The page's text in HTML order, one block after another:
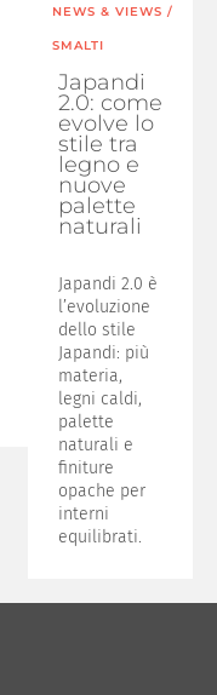
NEWS & VIEWS /
SMALTI
Japandi
2.0: come
evolve lo
stile tra
legno e
nuove
palette
naturali
Japandi 2.0 è
l’evoluzione
dello stile
Japandi: più
materia,
legni caldi,
palette
naturali e
finiture
opache per
interni
equilibrati.